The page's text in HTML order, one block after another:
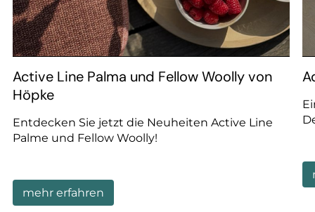
Active Line Palma und Fellow Woolly von
Höpke
Entdecken Sie jetzt die Neuheiten Active Line
Palme und Fellow Woolly!
mehr erfahren